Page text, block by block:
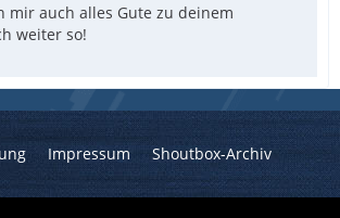
mir auch alles Gute zu deinem
weiter so!
Impressum Shoutbox-Archiv